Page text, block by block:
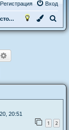
Вход
Регистрация
Моя история
о
20:51
1 2